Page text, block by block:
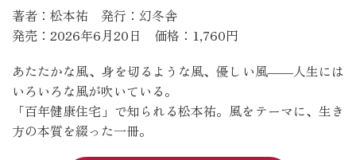
著者：松本祐 発行：幻冬舎
発売：2026年6月20日 価格：1,760円
あたたかな風、身を切るような風、優しい風――人生には
いろいろな風が吹いている。
「百年健康住宅」で知られる松本祐。風をテーマに、生き
方の本質を綴った一冊。